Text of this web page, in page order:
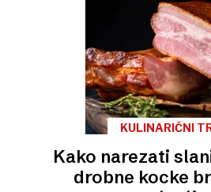
KULINARIČNI
Kako narezati
drobne kocke